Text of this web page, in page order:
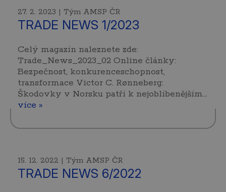
27. 2. 2023 | Tým AMSP ČR
TRADE NEWS 1/2023
Celý magazín naleznete zde:
Trade_News_2023_02 Online články:
Bezpečnost, konkurenceschopnost,
transformace Victor C. Rønneberg:
Škodovky v Norsku patří k nejoblíbenějším…
více »
15. 12. 2022 | Tým AMSP ČR
TRADE NEWS 6/2022